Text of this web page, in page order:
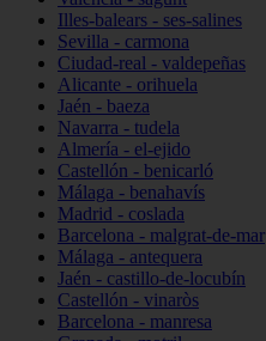
Illes-balears - ses-salines
Sevilla - carmona
Ciudad-real - valdepeñas
Alicante - orihuela
Jaén - baeza
Navarra - tudela
Almería - el-ejido
Castellón - benicarló
Málaga - benahavís
Madrid - coslada
Barcelona - malgrat-de-mar
Málaga - antequera
Jaén - castillo-de-locubín
Castellón - vinaròs
Barcelona - manresa